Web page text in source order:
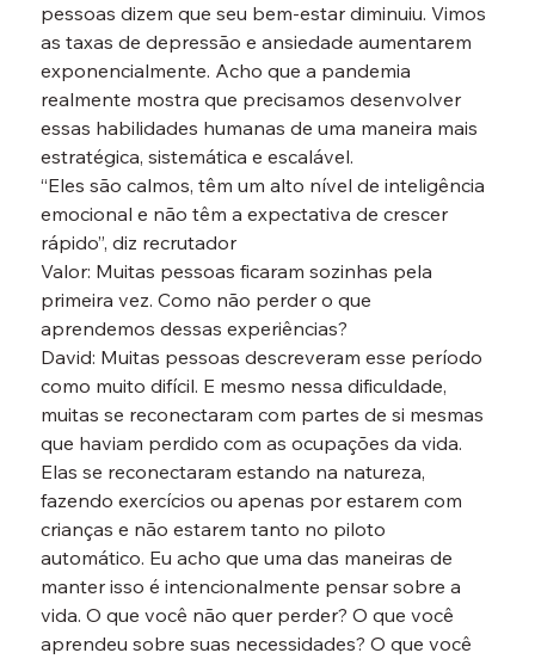
pessoas dizem que seu bem-estar diminuiu. Vimos
as taxas de depressão e ansiedade aumentarem
exponencialmente. Acho que a pandemia
realmente mostra que precisamos desenvolver
essas habilidades humanas de uma maneira mais
estratégica, sistemática e escalável.
“Eles são calmos, têm um alto nível de inteligência
emocional e não têm a expectativa de crescer
rápido”, diz recrutador
Valor: Muitas pessoas ficaram sozinhas pela
primeira vez. Como não perder o que
aprendemos dessas experiências?
David: Muitas pessoas descreveram esse período
como muito difícil. E mesmo nessa dificuldade,
muitas se reconectaram com partes de si mesmas
que haviam perdido com as ocupações da vida.
Elas se reconectaram estando na natureza,
fazendo exercícios ou apenas por estarem com
crianças e não estarem tanto no piloto
automático. Eu acho que uma das maneiras de
manter isso é intencionalmente pensar sobre a
vida. O que você não quer perder? O que você
aprendeu sobre suas necessidades? O que você